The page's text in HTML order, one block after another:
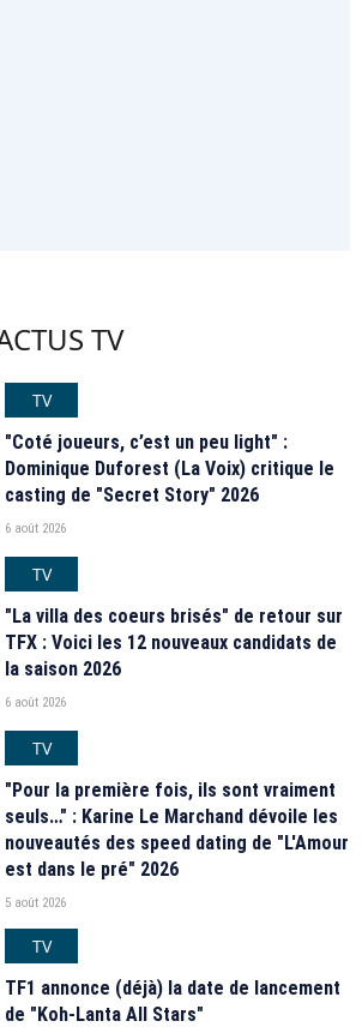
TV
TV
"Coté joueurs, c’est un peu light" :
Dominique Duforest (La Voix) critique le
casting de "Secret Story" 2026
6 août 2026
TV
"La villa des coeurs brisés" de retour sur
TFX : Voici les 12 nouveaux candidats de
la saison 2026
6 août 2026
TV
"Pour la première fois, ils sont vraiment
seuls…" : Karine Le Marchand dévoile les
nouveautés des speed dating de "L'Amour
est dans le pré" 2026
5 août 2026
TV
TF1 annonce (déjà) la date de lancement
de "Koh-Lanta All Stars"